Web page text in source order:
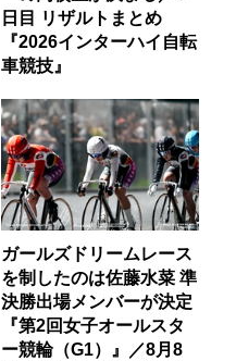
日目 リザルトまとめ
『2026インターハイ自転
車競技』
ガールズドリームレース
を制したのは佐藤水菜 準
決勝出場メンバーが決定
『第2回女子オールスタ
ー競輪（G1）』／8月8